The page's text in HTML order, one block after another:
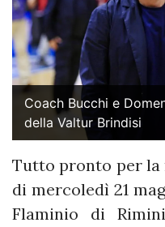
Coach Bucchi e
della Valtur Brindisi
Tutto pronto per la
di mercoledì 21
Flaminio di